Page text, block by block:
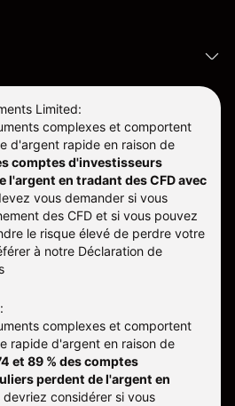
Limited:
complexes et comportent
d'argent rapide en raison de
comptes d'investisseurs
l'argent en tradant des CFD avec
vous demander si vous
des CFD et si vous pouvez
le risque élevé de perdre votre
à notre Déclaration de
complexes et comportent
rapide d'argent en raison de
et 89 % des comptes
perdent de l'argent en
devriez considérer si vous